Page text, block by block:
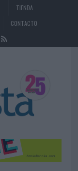
TIENDA
CONTACTO